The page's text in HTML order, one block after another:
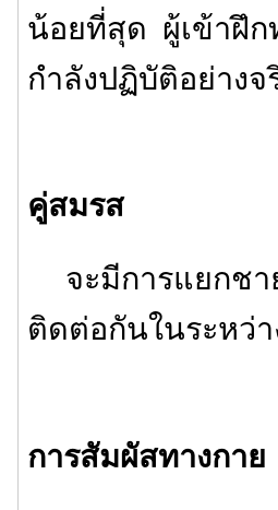
น้อยที่สุด ผู้เข้าฝึก
กำลังปฏิบัติอย่างจ
คู่สมรส
จะมีการแยกชา
ติดต่อกันในระหว่า
การสัมผัสทางกาย